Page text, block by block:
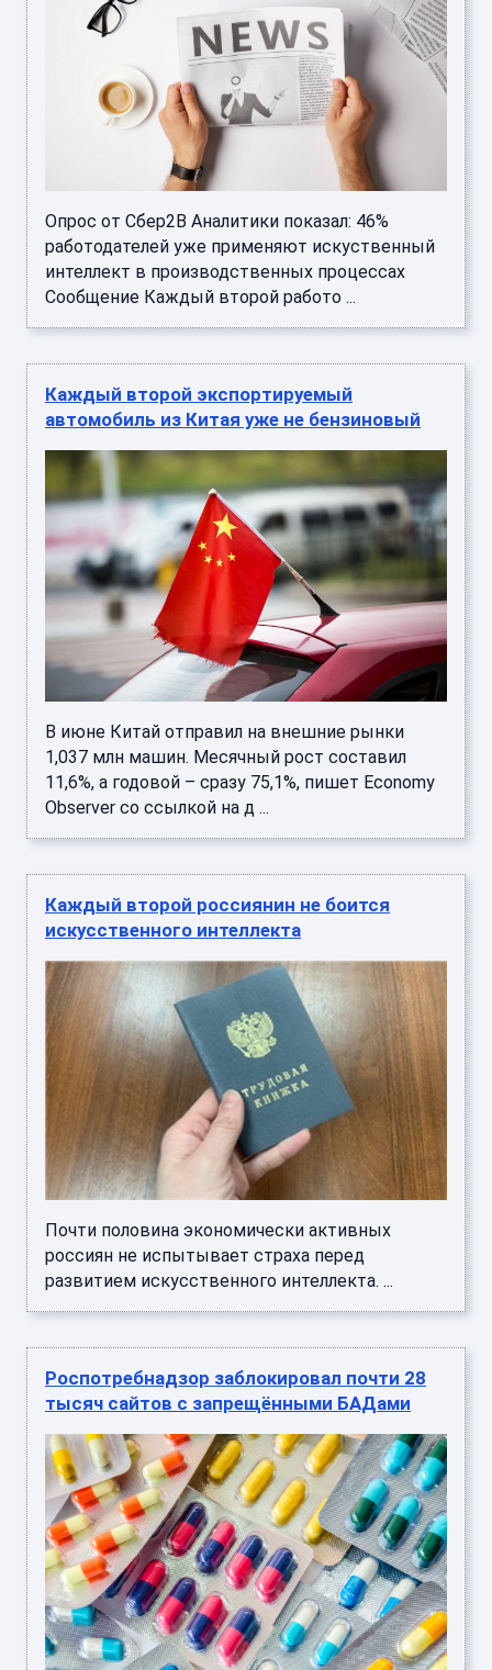
Опрос от Сбер2В Аналитики показал: 46%
работодателей уже применяют искуственный
интеллект в производственных процессах
Сообщение Каждый второй работо ...
Каждый второй экспортируемый
автомобиль из Китая уже не бензиновый
В июне Китай отправил на внешние рынки
1,037 млн машин. Месячный рост составил
11,6%, а годовой – сразу 75,1%, пишет Economy
Observer со ссылкой на д ...
Каждый второй россиянин не боится
искусственного интеллекта
Почти половина экономически активных
россиян не испытывает страха перед
развитием искусственного интеллекта. ...
Роспотребнадзор заблокировал почти 28
тысяч сайтов с запрещёнными БАДами